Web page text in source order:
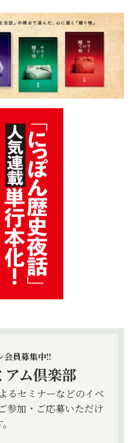
会員募集中!!
アム倶楽部
るセミナーなどのイベ
参加・ご応募いただけ